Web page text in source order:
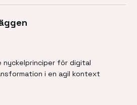
nyckelprinciper för digital
i en agil kontext